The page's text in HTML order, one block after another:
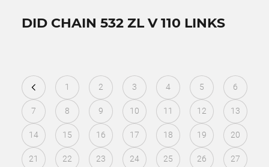
DID CHAIN 532 ZL V 110 LINKS
1 2 3 4 5 6
7 8 9 10 11 12 13
14 15 16 17 18 19 20
21 22 23 24 25 26 27